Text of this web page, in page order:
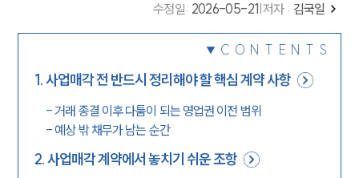
수정일: 2026-05-21 저자 : 김국일
CONTENTS
1.사업매각 전 반드시 정리해야 할 핵심 계약 사항
-거래 종결 이후 다툼이 되는 영업권 이전 범위
- 예상 밖 채무가 남는 순간
2.사업매각 계약에서 놓치기 쉬운 조항